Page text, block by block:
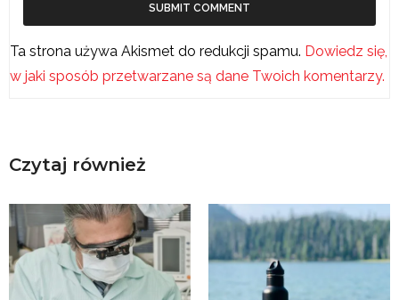
Ta strona używa Akismet do redukcji spamu. Dowiedz się,
w jaki sposób przetwarzane są dane Twoich komentarzy.
Czytaj również